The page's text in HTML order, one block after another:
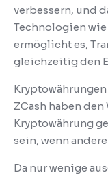
verbessern, und
Technologien wie
ermöglicht es,
gleichzeitig den
Kryptowährungen
ZCash haben
Kryptowährung
sein, wenn
Da nur wenige